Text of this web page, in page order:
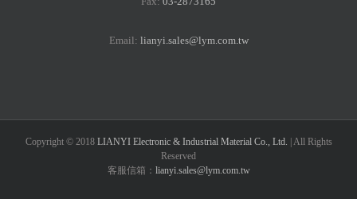
Email: lianyi.sales@lym.com.tw
Copyright © 2018 LIANYI Electronic & Industrial Material Co., Ltd. | All Rights
Reserved
客服信箱： lianyi.sales@lym.com.tw